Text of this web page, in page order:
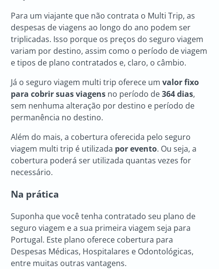
Para um viajante que não contrata o Multi Trip, as
despesas de viagens ao longo do ano podem ser
triplicadas. Isso porque os preços do seguro viagem
variam por destino, assim como o período de viagem
e tipos de plano contratados e, claro, o câmbio.
Já o seguro viagem multi trip oferece um valor fixo
para cobrir suas viagens no período de364 dias,
sem nenhuma alteração por destino e período de
permanência no destino.
Além do mais, a cobertura oferecida pelo seguro
viagem multi trip é utilizada por evento. Ou seja, a
cobertura poderá ser utilizada quantas vezes for
necessário.
Na prática
Suponha que você tenha contratado seu plano de
seguro viagem e a sua primeira viagem seja para
Portugal. Este plano oferece cobertura para
Despesas Médicas, Hospitalares e Odontológicas,
entre muitas outras vantagens.